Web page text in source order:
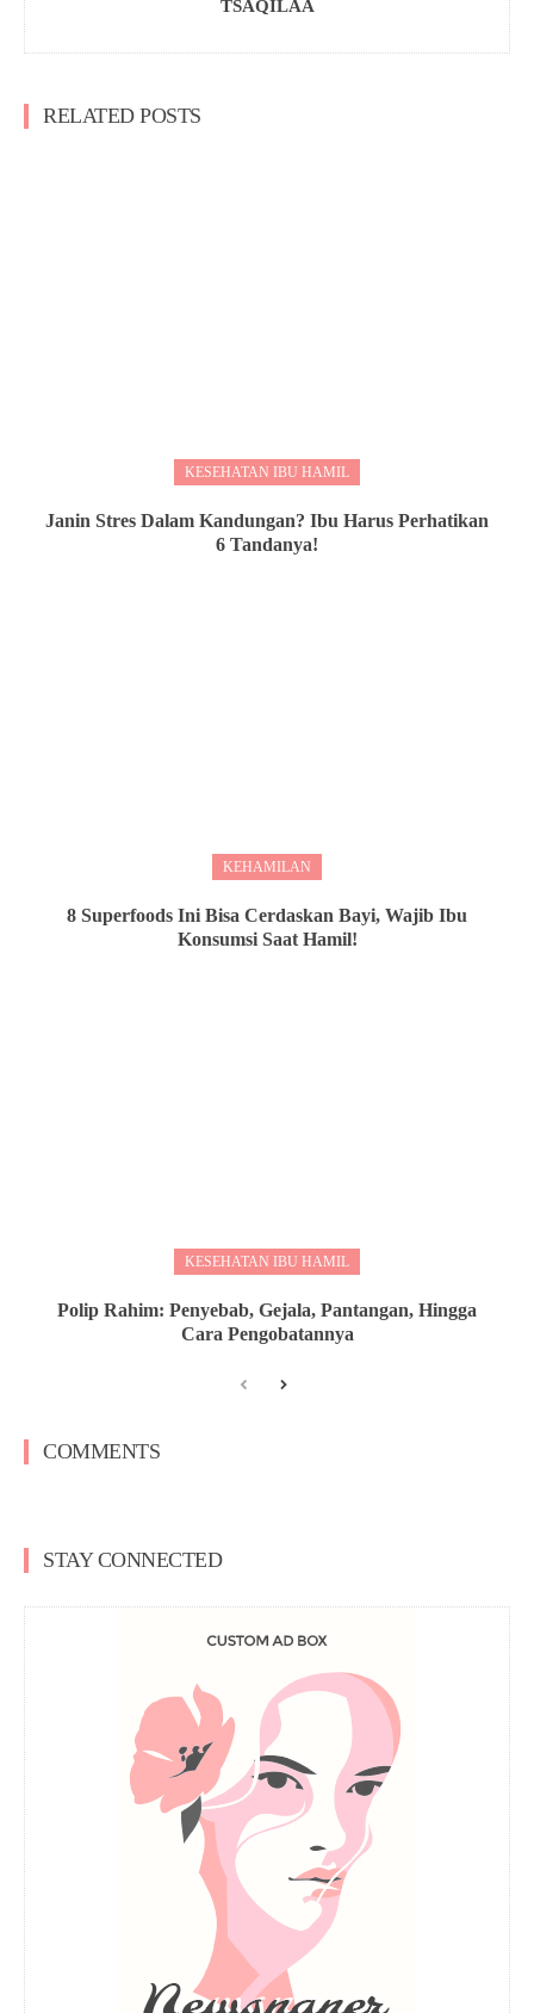
TSAQILAA
RELATED POSTS
KESEHATAN IBU HAMIL
Janin Stres Dalam Kandungan? Ibu Harus Perhatikan
6 Tandanya!
KEHAMILAN
8 Superfoods Ini Bisa Cerdaskan Bayi, Wajib Ibu
Konsumsi Saat Hamil!
KESEHATAN IBU HAMIL
Polip Rahim: Penyebab, Gejala, Pantangan, Hingga
Cara Pengobatannya
COMMENTS
STAY CONNECTED